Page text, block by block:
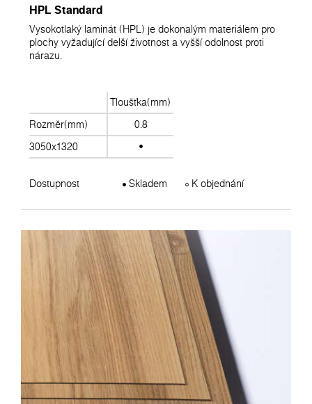
HPL Standard
Vysokotlaký laminát (HPL) je dokonalým materiálem pro
plochy vyžadující delší životnost a vyšší odolnost proti
nárazu.
Tloušťka(mm)
Rozměr(mm)
0.8
3050x1320
Dostupnost Skladem K objednání